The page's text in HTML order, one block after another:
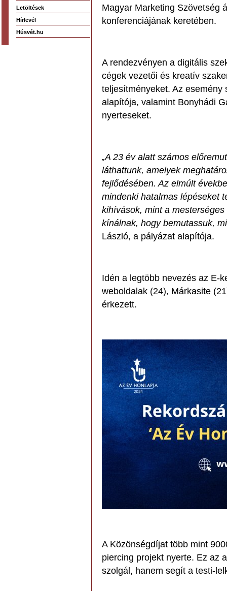
Letöltések
Hírlevél
Húsvét.hu
Magyar Marketing Szövetség
konferenciájának keretében.
A rendezvényen a digitális
cégek vezetői és kreatív
teljesítményeket. Az esemény
alapítója, valamint Bonyhádi
nyerteseket.
„A 23 év alatt számos
láthattunk, amelyek
fejlődésében. Az elmúlt
mindenki hatalmas lépéseket
kihívások, mint a
kínálnak, hogy bemutassuk,
László, a pályázat alapítója.
Idén a legtöbb nevezés az E-
weboldalak (24), Márkasite
érkezett.
A Közönségdíjat több mint
piercing projekt nyerte. Ez az
szolgál, hanem segít a testi-